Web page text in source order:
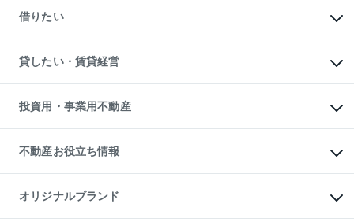
中古一戸建ての購入
不動産購入の流れ
注目キーワード物件特集
購入ガイド
English 繁体中文簡体中文
一戸建ての売却・査定
土地の売却・査定
スピードAI査定
不動産査定について
不動産売却の流れ
不動産買換えの流れ
売却ガイド
借りたい
オフィス・店舗の賃貸
借りるときの流れ
借りるガイド
貸したい・賃貸経営
マンション賃料データ
賃貸管理プラン
リロケーションについて
貸すガイド
投資用・事業用不動産
事業用不動産
マンション投資
投資用マンション
アパート経営
不動産お役立ち情報
マンションライブラリー
人気マンションランキング
暮らしに役立つ不動産メディア
オリジナルブランド